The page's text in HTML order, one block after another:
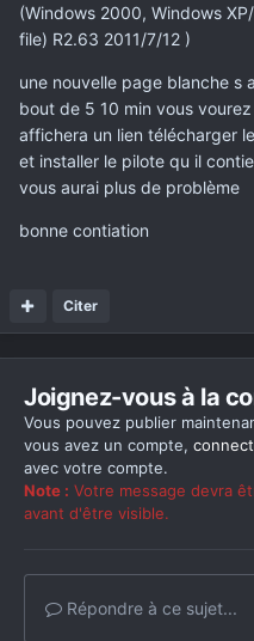
(Windows 2000, Windows
file) R2.63 2011/7/12 )
une nouvelle page blanche s
bout de 5 10 min vous
affichera un lien télécharger
et installer le pilote qu il
vous aurai plus de problème
bonne contiation
Citer
Joignez-vous à la
Vous pouvez publier
vous avez un compte,
avec votre compte.
Note : Votre message devra
avant d'être visible.
Répondre à ce sujet...